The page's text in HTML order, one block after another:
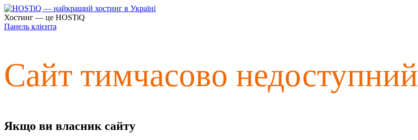
Хостинг — це HOSTiQ
Панель клієнта
Сайт тимчасово недоступний
Якщо ви власник сайту